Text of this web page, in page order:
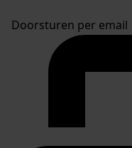
Doorsturen per email